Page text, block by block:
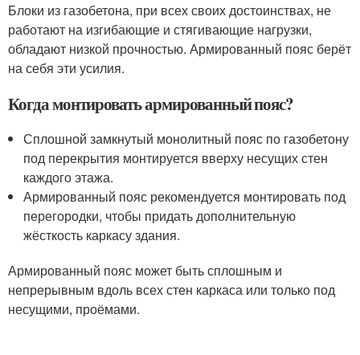
Блоки из газобетона, при всех своих достоинствах, не
работают на изгибающие и стягивающие нагрузки,
обладают низкой прочностью. Армированный пояс берёт
на себя эти усилия.
Когда монтировать армированный пояс?
Сплошной замкнутый монолитный пояс по газобетону
под перекрытия монтируется вверху несущих стен
каждого этажа.
Армированный пояс рекомендуется монтировать под
перегородки, чтобы придать дополнительную
жёсткость каркасу здания.
Армированный пояс может быть сплошным и
непрерывным вдоль всех стен каркаса или только под
несущими, проёмами.